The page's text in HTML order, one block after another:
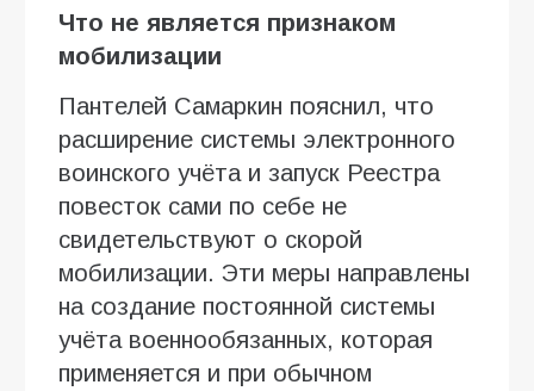
Что не является признаком
мобилизации
Пантелей Самаркин пояснил, что
расширение системы электронного
воинского учёта и запуск Реестра
повесток сами по себе не
свидетельствуют о скорой
мобилизации. Эти меры направлены
на создание постоянной системы
учёта военнообязанных, которая
применяется и при обычном